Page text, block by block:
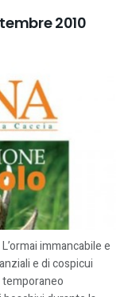
2010
immancabile e
e di cospicui